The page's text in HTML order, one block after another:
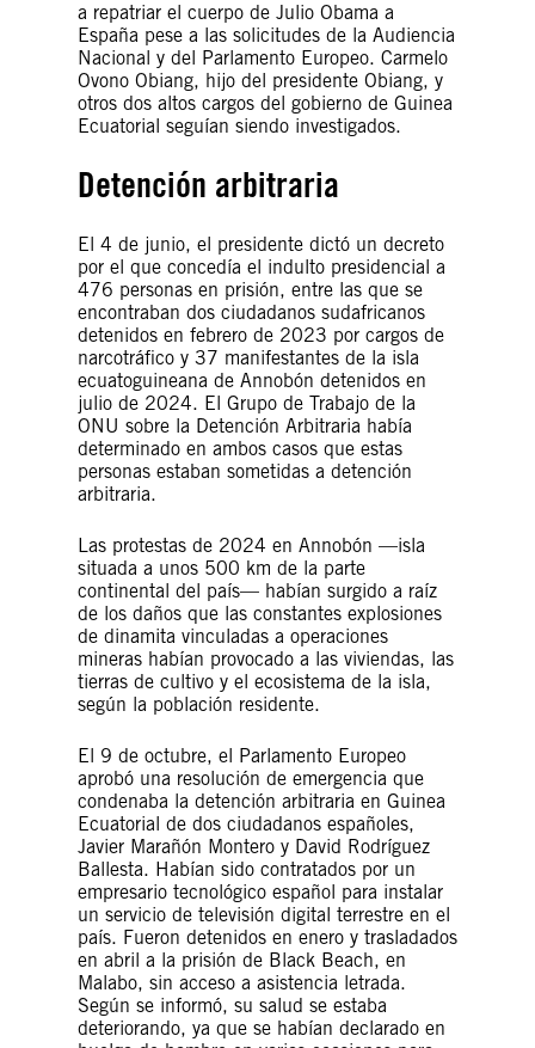
a repatriar el cuerpo de Julio Obama a
España pese a las solicitudes de la Audiencia
Nacional y del Parlamento Europeo. Carmelo
Ovono Obiang, hijo del presidente Obiang, y
otros dos altos cargos del gobierno de Guinea
Ecuatorial seguían siendo investigados.
Detención arbitraria
El 4 de junio, el presidente dictó un decreto
por el que concedía el indulto presidencial a
476 personas en prisión, entre las que se
encontraban dos ciudadanos sudafricanos
detenidos en febrero de 2023 por cargos de
narcotráfico y 37 manifestantes de la isla
ecuatoguineana de Annobón detenidos en
julio de 2024. El Grupo de Trabajo de la
ONU sobre la Detención Arbitraria había
determinado en ambos casos que estas
personas estaban sometidas a detención
arbitraria.
Las protestas de 2024 en Annobón —isla
situada a unos 500 km de la parte
continental del país— habían surgido a raíz
de los daños que las constantes explosiones
de dinamita vinculadas a operaciones
mineras habían provocado a las viviendas, las
tierras de cultivo y el ecosistema de la isla,
según la población residente.
El 9 de octubre, el Parlamento Europeo
aprobó una resolución de emergencia que
condenaba la detención arbitraria en Guinea
Ecuatorial de dos ciudadanos españoles,
Javier Marañón Montero y David Rodríguez
Ballesta. Habían sido contratados por un
empresario tecnológico español para instalar
un servicio de televisión digital terrestre en el
país. Fueron detenidos en enero y trasladados
en abril a la prisión de Black Beach, en
Malabo, sin acceso a asistencia letrada.
Según se informó, su salud se estaba
deteriorando, ya que se habían declarado en